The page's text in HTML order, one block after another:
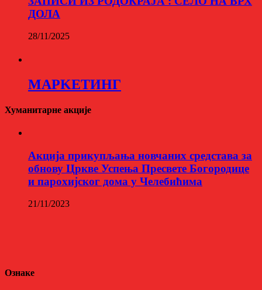
ДОЛА
28/11/2025
МАРKЕТИНГ
Хуманитарне акције
Aкција прикупљања новчаних средстава за
обнову Цркве Успења Пресвете Богородице
и парохијског дома у Челебићима
21/11/2023
Ознаке